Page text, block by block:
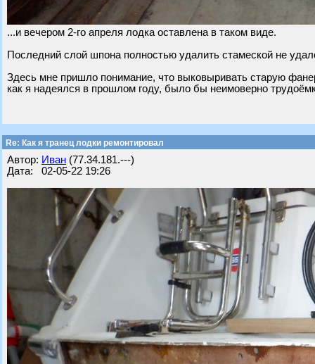
...и вечером 2-го апреля лодка оставлена в таком виде.
Последний слой шпона полностью удалить стамеской не
Здесь мне пришло понимание, что выковыривать старую
как я надеялся в прошлом году, было бы неимоверно
Re: Как я транец лодки ремонтировал
Автор: Иван (77.34.181.---)
Дата: 02-05-22 19:26